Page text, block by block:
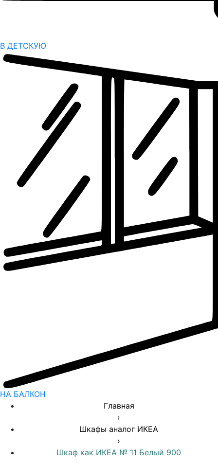
В ДЕТСКУЮ
НА БАЛКОН
Главная
›
Шкафы аналог ИКЕА
›
Шкаф как ИКЕА № 11 Белый 900